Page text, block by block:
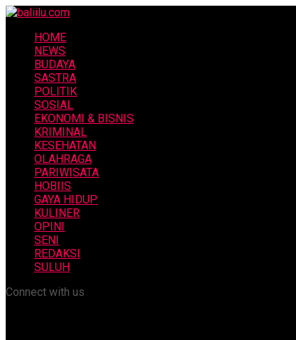
HOME
NEWS
BUDAYA
SASTRA
POLITIK
SOSIAL
EKONOMI & BISNIS
KRIMINAL
KESEHATAN
OLAHRAGA
PARIWISATA
HOBIIS
GAYA HIDUP
KULINER
OPINI
SENI
REDAKSI
SULUH
Connect with us